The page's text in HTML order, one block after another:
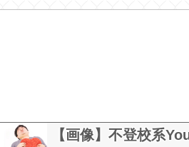
Hカップの風俗嬢をオプションで動画
【画像】コスプレ女さん、太ももがは
【画像】不登校系